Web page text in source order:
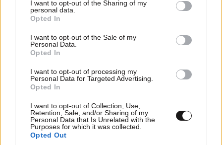
not limited to your visit or usage behaviour. You may click to
grant or deny consent to Google and its third-party tags to
use your data for below specified purposes in below Google
consent section.
I want to opt-out of the Sharing of my
personal data.
Opted In
I want to opt-out of the Sale of my
Personal Data.
Opted In
I want to opt-out of processing my
Personal Data for Targeted Advertising.
Opted In
I want to opt-out of Collection, Use,
Retention, Sale, and/or Sharing of my
Personal Data that Is Unrelated with the
Purposes for which it was collected.
Opted Out
Από την πλευρά του, ο Ντόναλντ Τραμπ μίλησε με
θερμά λόγια για τον Κινέζο πρόεδρο και τις διμερείς
σχέσεις.
Ο Αμερικανός πρόεδρος χαρακτήρισε τη συνεργασία
προς τον Σι και την Κίνα, τον οποίο αποκάλεσε
«μεγάλο ηγέτη».